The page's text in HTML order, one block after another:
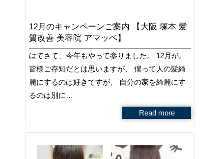
12月のキャンペーンご案内 【大阪 塚本 髪
質改善 美容院 アマッペ】
はてさて、今年もやって参りました。 12月が。
皆様ご存知だとは思いますが、 僕って人の髪綺
麗にするのは好きですが、 自分の家を綺麗にす
るのは別に…
Read more